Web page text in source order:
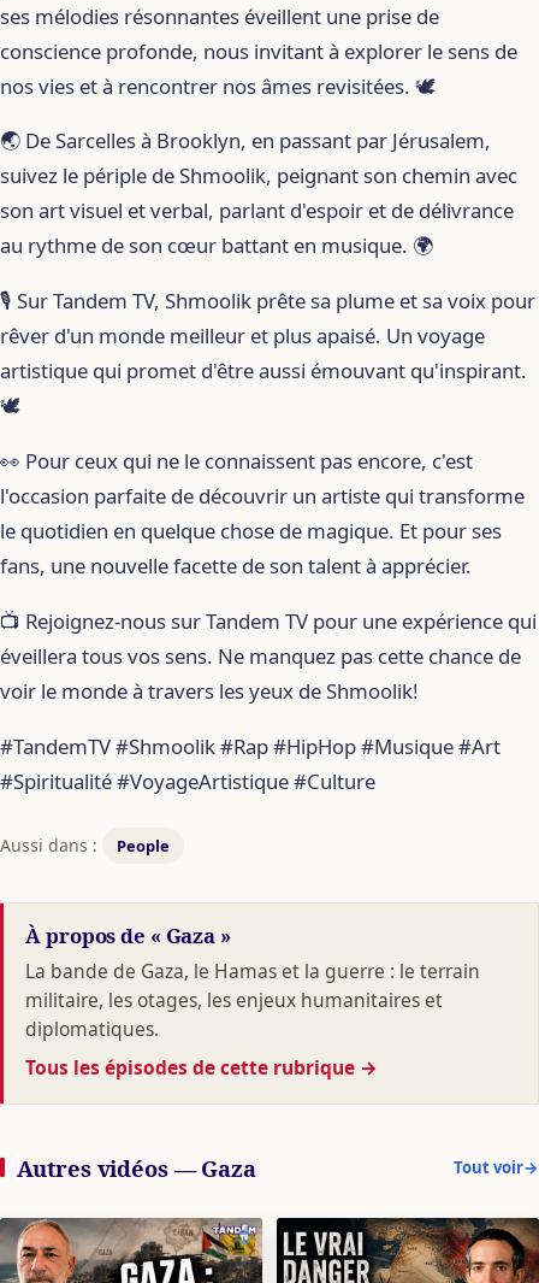
ses mélodies résonnantes éveillent une prise de
conscience profonde, nous invitant à explorer le sens de
nos vies et à rencontrer nos âmes revisitées. 🕊️
🌏 De Sarcelles à Brooklyn, en passant par Jérusalem,
suivez le périple de Shmoolik, peignant son chemin avec
son art visuel et verbal, parlant d'espoir et de délivrance
au rythme de son cœur battant en musique. 🌍
🎙️ Sur Tandem TV, Shmoolik prête sa plume et sa voix pour
rêver d'un monde meilleur et plus apaisé. Un voyage
artistique qui promet d'être aussi émouvant qu'inspirant.
🕊️
👀 Pour ceux qui ne le connaissent pas encore, c'est
l'occasion parfaite de découvrir un artiste qui transforme
le quotidien en quelque chose de magique. Et pour ses
fans, une nouvelle facette de son talent à apprécier.
📺 Rejoignez-nous sur Tandem TV pour une expérience qui
éveillera tous vos sens. Ne manquez pas cette chance de
voir le monde à travers les yeux de Shmoolik!
#TandemTV #Shmoolik #Rap #HipHop #Musique #Art
#Spiritualité #VoyageArtistique #Culture
Aussi dans : People
À propos de « Gaza »
La bande de Gaza, le Hamas et la guerre : le terrain
militaire, les otages, les enjeux humanitaires et
diplomatiques.
Tous les épisodes de cette rubrique →
Autres vidéos — Gaza Tout voir→